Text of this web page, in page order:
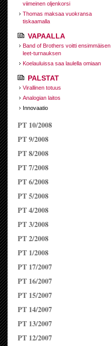
viimeinen oljenkorsi
Thomas maksaa vuokransa
tiskaamalla
VAPAALLA
Band of Brothers voitti ensimmäisen
leet-turnauksen
Koelauluissa saa laulella omiaan
PALSTAT
Virallinen totuus
Analogian laitos
Innovaatio
PT 10/2008
PT 9/2008
PT 8/2008
PT 7/2008
PT 6/2008
PT 5/2008
PT 4/2008
PT 3/2008
PT 2/2008
PT 1/2008
PT 17/2007
PT 16/2007
PT 15/2007
PT 14/2007
PT 13/2007
PT 12/2007